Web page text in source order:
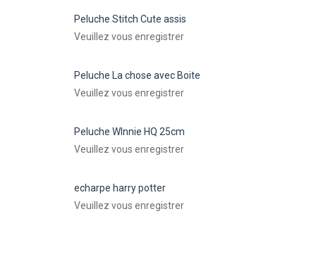
Peluche Stitch Cute assis
Veuillez vous enregistrer
Peluche La chose avec Boite
Veuillez vous enregistrer
Peluche WInnie HQ 25cm
Veuillez vous enregistrer
echarpe harry potter
Veuillez vous enregistrer